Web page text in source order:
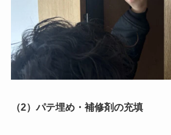
（2）パテ埋め・補修剤の充填